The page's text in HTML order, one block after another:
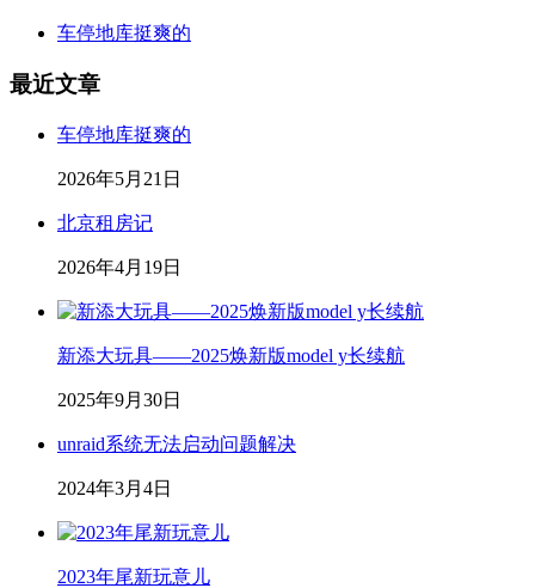
车停地库挺爽的
最近文章
车停地库挺爽的
2026年5月21日
北京租房记
2026年4月19日
新添大玩具——2025焕新版model y长续航
2025年9月30日
unraid系统无法启动问题解决
2024年3月4日
2023年尾新玩意儿